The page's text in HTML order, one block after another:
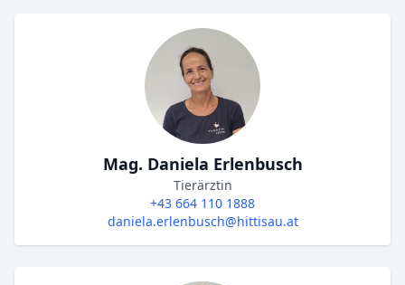
Mag. Daniela Erlenbusch
Tierärztin
+43 664 110 1888
daniela.erlenbusch@hittisau.at